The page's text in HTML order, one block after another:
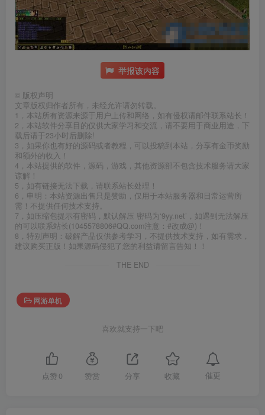
举报该内容
© 版权声明
文章版权归作者所有，未经允许请勿转载。
1，本站所有资源来源于用户上传和网络，如有侵权请邮件联系站长！
2，本站软件分享目的仅供大家学习和交流，请不要用于商业用途，下
载后请于23小时后删除!
3，如果你也有好的源码或者教程，可以投稿到本站，分享有金币奖励
和额外的收入！
4，本站提供的软件，源码，游戏，其他资源部不包含技术服务请大家
谅解！
5，如有链接无法下载，请联系站长处理！
6，申明：本站资源出售只是赞助，仅用于本站服务器和日常运营所
需！不提供任何技术支持。
7，如压缩包提示有密码，默认解压 密码为‘9yy.net’，如遇到无法解压
的可以联系站长(1045578806#QQ.com注意：#改成@)！
8，特别声明：破解产品仅供参考学习，不提供技术支持，如有需求，
建议购买正版！如果源码侵犯了您的利益请留言告知！！
THE END
网游单机
喜欢就支持一下吧
点赞 0 赞赏 分享 收藏 催更